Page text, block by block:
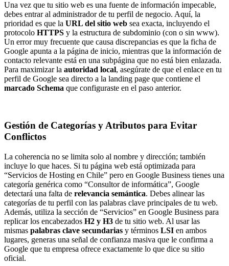
Una vez que tu sitio web es una fuente de información impecable,
debes entrar al administrador de tu perfil de negocio. Aquí, la
prioridad es que la URL del sitio web sea exacta, incluyendo el
protocolo HTTPS y la estructura de subdominio (con o sin www).
Un error muy frecuente que causa discrepancias es que la ficha de
Google apunta a la página de inicio, mientras que la información de
contacto relevante está en una subpágina que no está bien enlazada.
Para maximizar la autoridad local, asegúrate de que el enlace en tu
perfil de Google sea directo a la landing page que contiene el
marcado Schema que configuraste en el paso anterior.
Gestión de Categorías y Atributos para Evitar
Conflictos
La coherencia no se limita solo al nombre y dirección; también
incluye lo que haces. Si tu página web está optimizada para
“Servicios de Hosting en Chile” pero en Google Business tienes una
categoría genérica como “Consultor de informática”, Google
detectará una falta de relevancia semántica. Debes alinear las
categorías de tu perfil con las palabras clave principales de tu web.
Además, utiliza la sección de “Servicios” en Google Business para
replicar los encabezados H2 y H3 de tu sitio web. Al usar las
mismas palabras clave secundarias y términos LSI en ambos
lugares, generas una señal de confianza masiva que le confirma a
Google que tu empresa ofrece exactamente lo que dice su sitio
oficial.